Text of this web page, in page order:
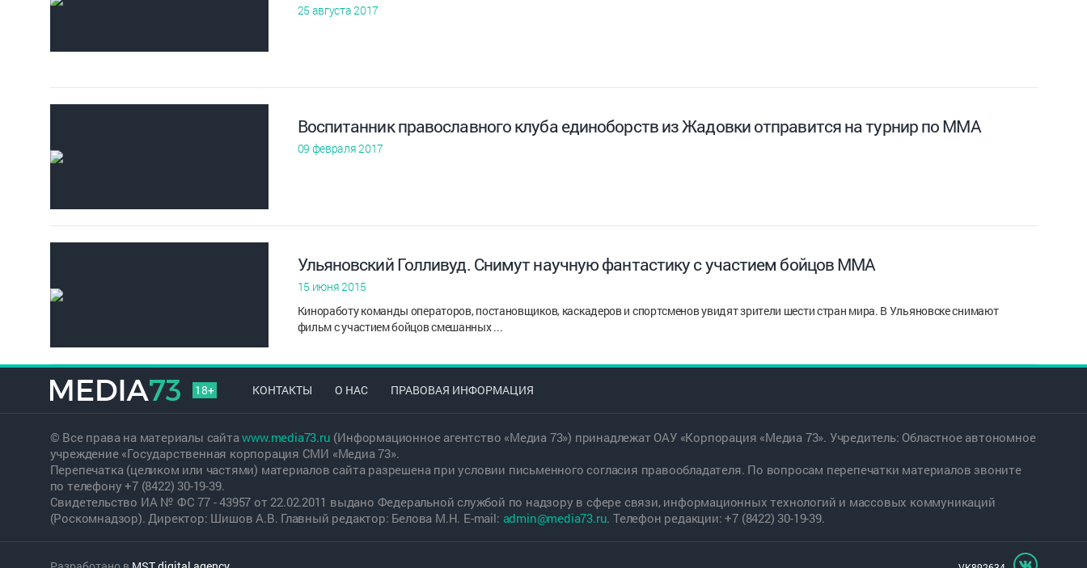
25 августа 2017
Воспитанник православного клуба единоборств из Жадовки отправится на турнир по ММА
09 февраля 2017
Ульяновский Голливуд. Снимут научную фантастику с участием бойцов ММА
15 июня 2015
Киноработу команды операторов, постановщиков, каскадеров и спортсменов увидят зрители шести стран мира. В Ульяновске снимают
фильм с участием бойцов смешанных ...
18+ КОНТАКТЫ О НАС ПРАВОВАЯ ИНФОРМАЦИЯ
© Все права на материалы сайтаwww.media73.ru (Информационное агентство «Медиа 73») принадлежат ОАУ «Корпорация «Медиа 73». Учредитель: Областное автономное
учреждение «Государственная корпорация СМИ «Медиа 73».
Перепечатка (целиком или частями) материалов сайта разрешена при условии письменного согласия правообладателя. По вопросам перепечатки материалов звоните
по телефону +7 (8422) 30-19-39.
Свидетельство ИА № ФС 77 - 43957 от 22.02.2011 выдано Федеральной службой по надзору в сфере связи, информационных технологий и массовых коммуникаций
(Роскомнадзор). Директор: Шишов А.В. Главный редактор: Белова М.Н. E-mail: admin@media73.ru. Телефон редакции: +7 (8422) 30-19-39.